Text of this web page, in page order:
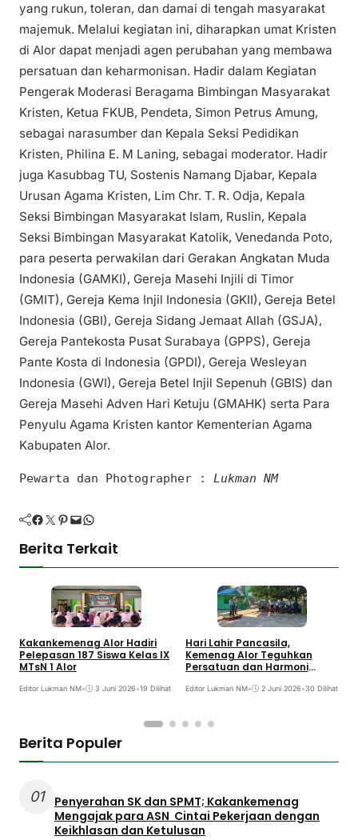
yang rukun, toleran, dan damai di tengah masyarakat
majemuk. Melalui kegiatan ini, diharapkan umat Kristen
di Alor dapat menjadi agen perubahan yang membawa
persatuan dan keharmonisan. Hadir dalam Kegiatan
Pengerak Moderasi Beragama Bimbingan Masyarakat
Kristen, Ketua FKUB, Pendeta, Simon Petrus Amung,
sebagai narasumber dan Kepala Seksi Pedidikan
Kristen, Philina E. M Laning, sebagai moderator. Hadir
juga Kasubbag TU, Sostenis Namang Djabar, Kepala
Urusan Agama Kristen, Lim Chr. T. R. Odja, Kepala
Seksi Bimbingan Masyarakat Islam, Ruslin, Kepala
Seksi Bimbingan Masyarakat Katolik, Venedanda Poto,
para peserta perwakilan dari Gerakan Angkatan Muda
Indonesia (GAMKI), Gereja Masehi Injili di Timor
(GMIT), Gereja Kema Injil Indonesia (GKII), Gereja Betel
Indonesia (GBI), Gereja Sidang Jemaat Allah (GSJA),
Gereja Pantekosta Pusat Surabaya (GPPS), Gereja
Pante Kosta di Indonesia (GPDI), Gereja Wesleyan
Indonesia (GWI), Gereja Betel Injil Sepenuh (GBIS) dan
Gereja Masehi Adven Hari Ketuju (GMAHK) serta Para
Penyulu Agama Kristen kantor Kementerian Agama
Kabupaten Alor.
Pewarta dan Photographer : Lukman NM
Facebook Twitter Pinterest Mail WhatsApp
Berita Terkait
Kakankemenag Alor Hadiri
Pelepasan 187 Siswa Kelas IX
MTsN 1 Alor
Editor Lukman NM• 3 Juni 2026•19 Dilihat
Hari Lahir Pancasila,
Kemenag Alor Teguhkan
Persatuan dan Harmoni
Editor Lukman NM• 2 Juni 2026•30 Dilihat
Berita Populer
01
Penyerahan SK dan SPMT; Kakankemenag
Mengajak para ASN Cintai Pekerjaan dengan
Keikhlasan dan Ketulusan